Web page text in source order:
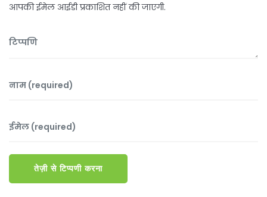
आपकी ईमेल आईडी प्रकाशित नहीं की जाएगी.
तेज़ी से टिप्पणी करना